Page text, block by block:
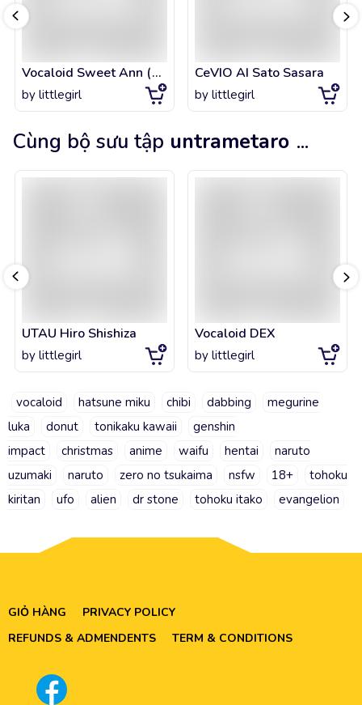
Vocaloid Sweet Ann (Taiwan Design [No Veil])
by littlegirl
CeVIO AI Sato Sasara
by littlegirl
Cùng bộ sưu tập untrametaro ...
UTAU Hiro Shishiza
by littlegirl
Vocaloid DEX
by littlegirl
vocaloid hatsune miku chibi dabbing
megurine
luka
donut tonikaku kawaii
genshin
impact
christmas anime waifu hentai
naruto
uzumaki
naruto zero no tsukaima nsfw 18+
tohoku
kiritan
ufo alien dr stone tohoku itako evangelion
GIỎ HÀNG
PRIVACY POLICY
REFUNDS & ADMENDENTS
TERM & CONDITIONS